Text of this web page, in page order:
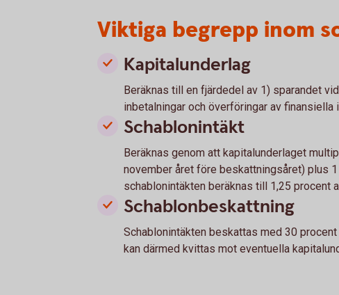
Viktiga begrepp inom
Kapitalunderlag
Beräknas till en fjärdedel av 1) sparandet
inbetalningar och överföringar av
Schablonintäkt
Beräknas genom att kapitalunderlaget
november året före beskattningsåret) plus
schablonintäkten beräknas till 1,25 procent
Schablonbeskattning
Schablonintäkten beskattas med 30
kan därmed kvittas mot eventuella